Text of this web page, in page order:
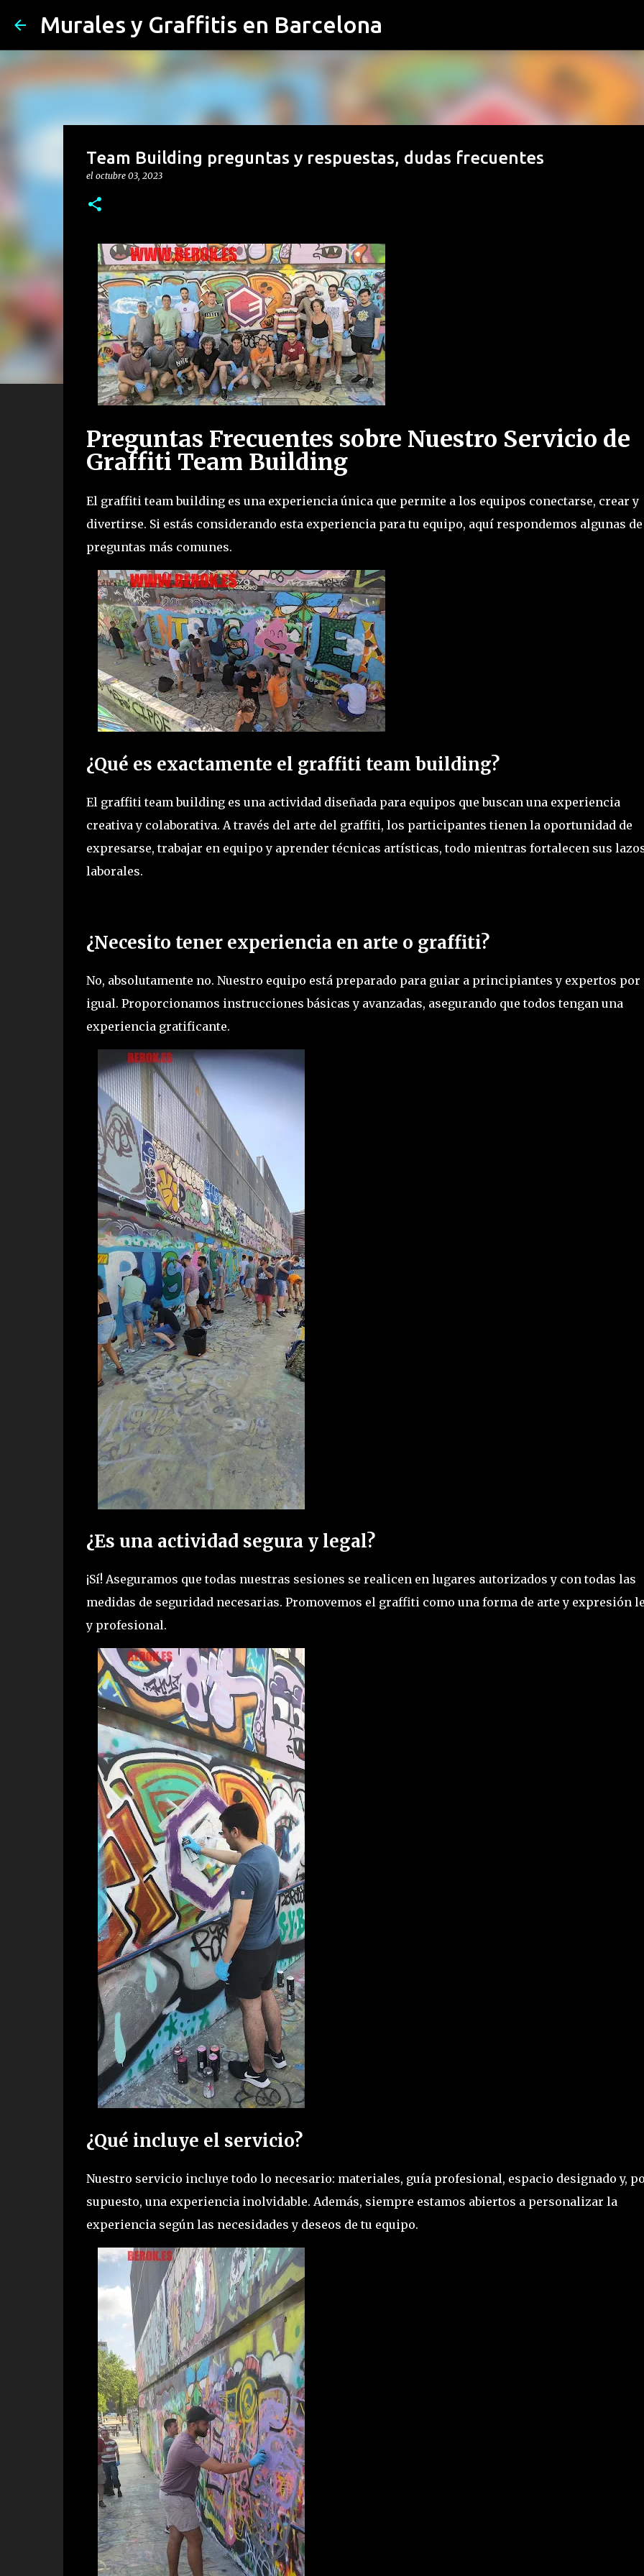
Murales y Graffitis en Barcelona
Team Building preguntas y respuestas, dudas frecuentes
el octubre 03, 2023
Preguntas Frecuentes sobre Nuestro Servicio de
Graffiti Team Building
El graffiti team building es una experiencia única que permite a los equipos conectarse, crear y
divertirse. Si estás considerando esta experiencia para tu equipo, aquí respondemos algunas
preguntas más comunes.
¿Qué es exactamente el graffiti team building?
El graffiti team building es una actividad diseñada para equipos que buscan una experiencia
creativa y colaborativa. A través del arte del graffiti, los participantes tienen la oportunidad de
expresarse, trabajar en equipo y aprender técnicas artísticas, todo mientras fortalecen sus
laborales.
¿Necesito tener experiencia en arte o graffiti?
No, absolutamente no. Nuestro equipo está preparado para guiar a principiantes y expertos por
igual. Proporcionamos instrucciones básicas y avanzadas, asegurando que todos tengan una
experiencia gratificante.
¿Es una actividad segura y legal?
¡Sí! Aseguramos que todas nuestras sesiones se realicen en lugares autorizados y con todas las
medidas de seguridad necesarias. Promovemos el graffiti como una forma de arte y expresión
y profesional.
¿Qué incluye el servicio?
Nuestro servicio incluye todo lo necesario: materiales, guía profesional, espacio designado y,
supuesto, una experiencia inolvidable. Además, siempre estamos abiertos a personalizar la
experiencia según las necesidades y deseos de tu equipo.